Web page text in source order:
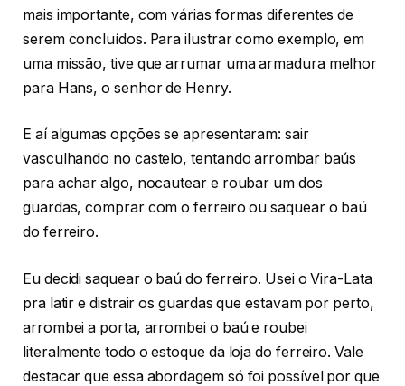
mais importante, com várias formas diferentes de
serem concluídos. Para ilustrar como exemplo, em
uma missão, tive que arrumar uma armadura melhor
para Hans, o senhor de Henry.
E aí algumas opções se apresentaram: sair
vasculhando no castelo, tentando arrombar baús
para achar algo, nocautear e roubar um dos
guardas, comprar com o ferreiro ou saquear o baú
do ferreiro.
Eu decidi saquear o baú do ferreiro. Usei o Vira-Lata
pra latir e distrair os guardas que estavam por perto,
arrombei a porta, arrombei o baú e roubei
literalmente todo o estoque da loja do ferreiro. Vale
destacar que essa abordagem só foi possível por que